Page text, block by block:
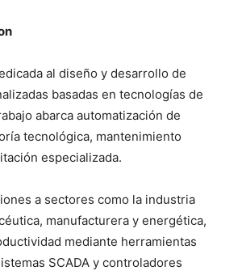
al diseño y desarrollo de
basadas en tecnologías de
abarca automatización de
tecnológica, mantenimiento
especializada.
a sectores como la industria
manufacturera y energética,
mediante herramientas
SCADA y controladores